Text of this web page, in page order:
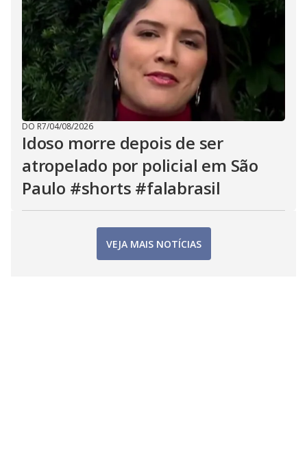
DO R7/04/08/2026
Idoso morre depois de ser
atropelado por policial em São
Paulo #shorts #falabrasil
VEJA MAIS NOTÍCIAS